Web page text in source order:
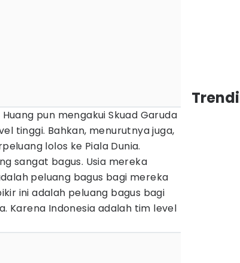
pun mengakui Skuad Garuda
tinggi. Bahkan, menurutnya juga,
lolos ke Piala Dunia.
sangat bagus. Usia mereka
peluang bagus bagi mereka
ini adalah peluang bagus bagi
Karena Indonesia adalah tim level